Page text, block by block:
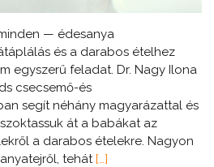
— édesanya
és a darabos ételhez
egyszerű feladat. Dr. Nagy Ilona
csecsemő-és
segít néhány magyarázattal és
át a babákat az
a darabos ételekre. Nagyon
tehát[…]